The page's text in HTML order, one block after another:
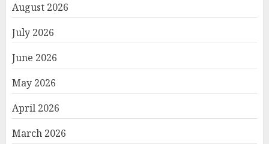
August 2026
July 2026
June 2026
May 2026
April 2026
March 2026